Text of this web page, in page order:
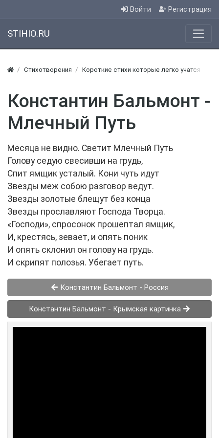
Войти Регистрация
STIHIO.RU
Стихотворения Короткие стихи которые легко учатся
Константин Бальмонт -
Млечный Путь
Месяца не видно. Светит Млечный Путь
Голову седую свесивши на грудь,
Спит ямщик усталый. Кони чуть идут
Звезды меж собою разговор ведут.
Звезды золотые блещут без конца
Звезды прославляют Господа Творца.
«Господи», спросонок прошептал ямщик,
И, крестясь, зевает, и опять поник
И опять склонил он голову на грудь.
И скрипят полозья. Убегает путь.
Константин Бальмонт - Россия
Константин Бальмонт - Крымская картинка